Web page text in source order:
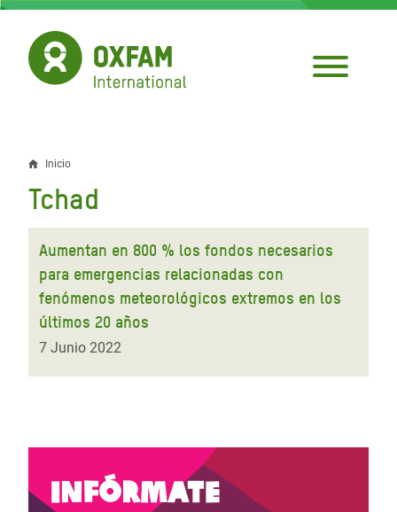
Pasar
contenido
principal
Sobrescribir
enlaces
de
ayuda
la
Inicio
Tchad
Aumentan en 800 % los fondos necesarios
para emergencias relacionadas con
fenómenos meteorológicos extremos en los
últimos 20 años
7 Junio 2022
Infórmate